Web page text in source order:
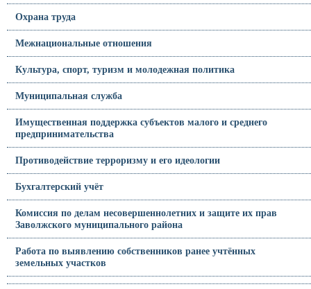
Охрана труда
Межнациональные отношения
Культура, спорт, туризм и молодежная политика
Муниципальная служба
Имущественная поддержка субъектов малого и среднего
предпринимательства
Противодействие терроризму и его идеологии
Бухгалтерский учёт
Комиссия по делам несовершеннолетних и защите их прав
Заволжского муниципального района
Работа по выявлению собственников ранее учтённых
земельных участков